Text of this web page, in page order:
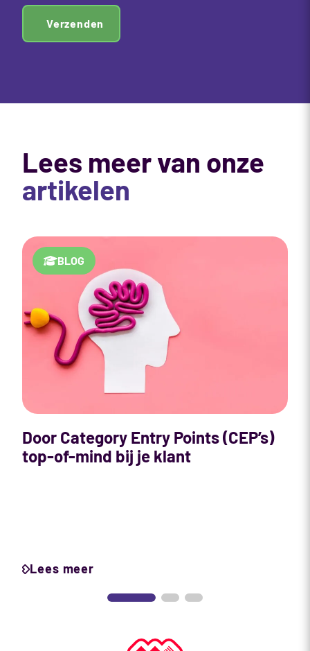
Verzenden
Lees meer van onze
artikelen
BLOG
Door Category Entry Points (CEP’s)
top-of-mind bij je klant
Lees meer